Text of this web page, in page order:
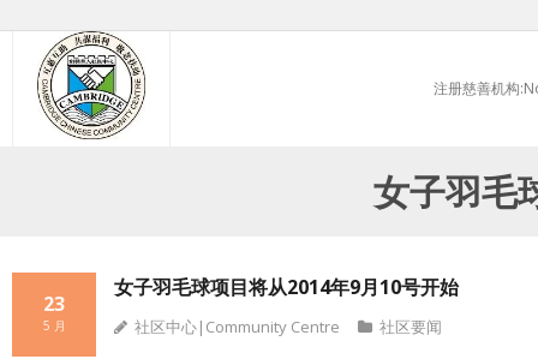
content
注册慈善机构
女子羽毛
女子羽毛球项目将从2014年9月10号开始
23
5 月 社区中心|Community Centre 社区要闻